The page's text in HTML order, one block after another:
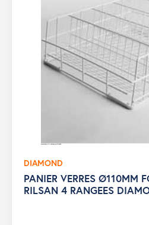
DIAMOND
PANIER VERRES Ø110MM
RILSAN 4 RANGEES